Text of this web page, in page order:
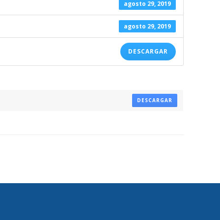
agosto 29, 2019
agosto 29, 2019
DESCARGAR
DESCARGAR